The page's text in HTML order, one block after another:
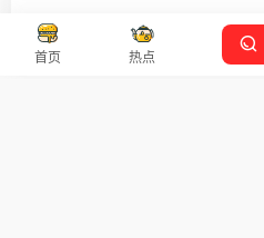
首页 热点
Copyright © 2026沪ICP备